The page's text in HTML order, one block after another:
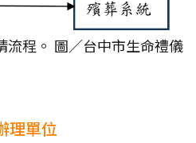
流程。 圖／台中市生命禮儀
理單位